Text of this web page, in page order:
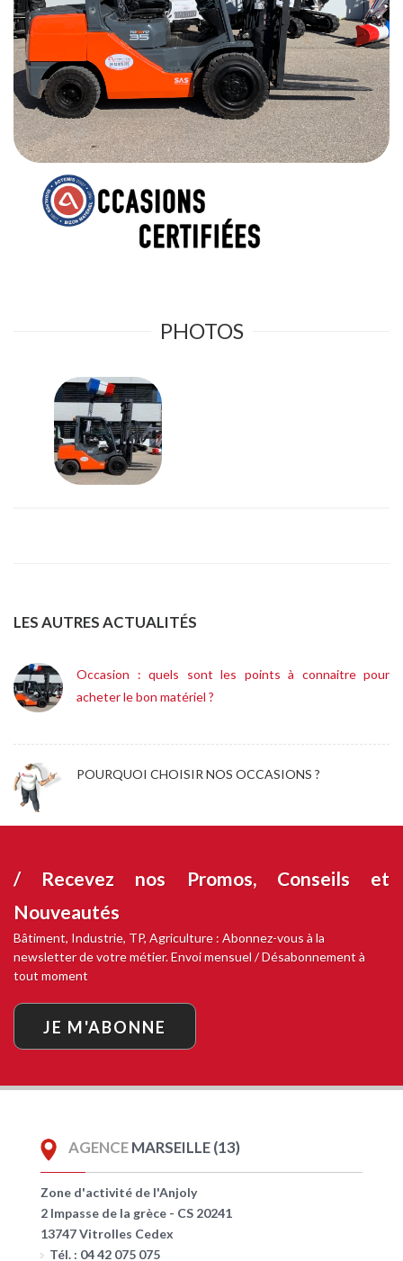
PHOTOS
LES AUTRES ACTUALITÉS
Occasion : quels sont les points à connaitre pour
acheter le bon matériel ?
POURQUOI CHOISIR NOS OCCASIONS ?
/ Recevez nos Promos, Conseils et
Nouveautés
Bâtiment, Industrie, TP, Agriculture : Abonnez-vous à la
newsletter de votre métier. Envoi mensuel / Désabonnement à
tout moment
JE M'ABONNE
AGENCEMARSEILLE (13)
Zone d'activité de l'Anjoly
2 Impasse de la grèce - CS 20241
13747 Vitrolles Cedex
Tél. : 04 42 075 075